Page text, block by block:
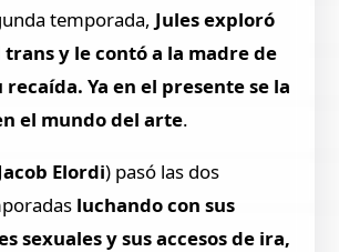
temporada, Jules exploró
y le contó a la madre de
recaída. Ya en el presente se la
el mundo del arte.
Elordi) pasó las dos
luchando con sus
sexuales y sus accesos de ira,